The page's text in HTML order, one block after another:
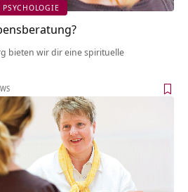
PSYCHOLOGIE
bieten wir dir eine spirituelle